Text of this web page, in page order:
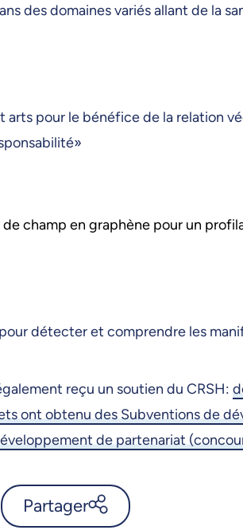
des domaines variés allant de la
arts pour le bénéfice de la relation
champ en graphène pour un
détecter et comprendre les
reçu un soutien du CRSH:
ont obtenu des Subventions de
de partenariat
Partager